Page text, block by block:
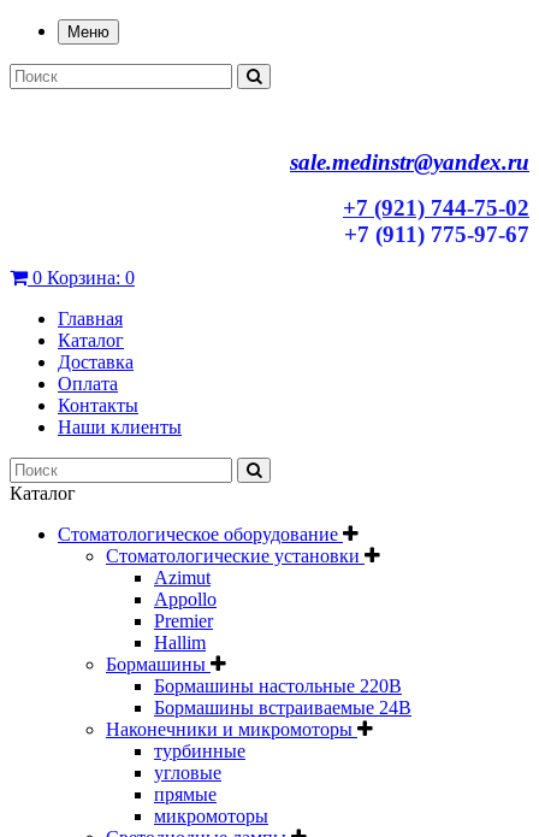
Меню
sale.medinstr@yandex.ru
+7 (921) 744-75-02
+7 (911) 775-97-67
0 Корзина: 0
Главная
Каталог
Доставка
Оплата
Контакты
Наши клиенты
Каталог
Стоматологическое оборудование
Стоматологические установки
Azimut
Appollo
Premier
Hallim
Бормашины
Бормашины настольные 220В
Бормашины встраиваемые 24В
Наконечники и микромоторы
турбинные
угловые
прямые
микромоторы